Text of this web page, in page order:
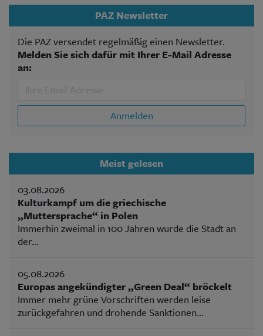
PAZ Newsletter
Die PAZ versendet regelmäßig einen Newsletter.
Melden Sie sich dafür mit Ihrer E-Mail Adresse
an:
Anmelden
Meist gelesen
03.08.2026
Kulturkampf um die griechische
„Muttersprache“ in Polen
Immerhin zweimal in 100 Jahren wurde die Stadt an
der...
05.08.2026
Europas angekündigter „Green Deal“ bröckelt
Immer mehr grüne Vorschriften werden leise
zurückgefahren und drohende Sanktionen...